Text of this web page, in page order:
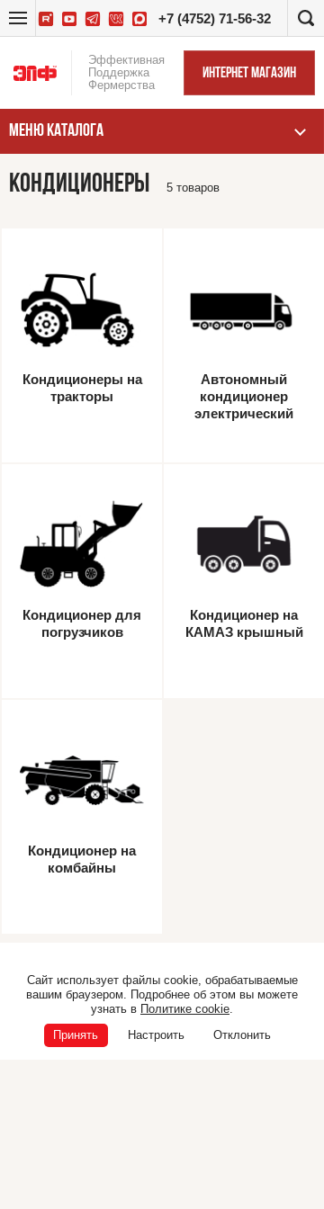
+7 (4752) 71-56-32
Эффективная
Поддержка
Фермерства
ИНТЕРНЕТ МАГАЗИН
МЕНЮ КАТАЛОГА
КОНДИЦИОНЕРЫ 5 товаров
Кондиционеры на
тракторы
Автономный
кондиционер
электрический
Кондиционер для
погрузчиков
Кондиционер на
КАМАЗ крышный
Кондиционер на
комбайны
Самоходная техника
Прицепная техника
Коммунальная техника
ТЕХНИКА CANCELA
Дополнительное
оборудование
Сайт использует файлы cookie, обрабатываемые
вашим браузером. Подробнее об этом вы можете
узнать в Политике cookie.
Принять
Настроить Отклонить